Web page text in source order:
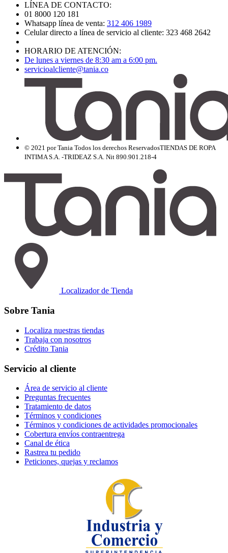
LÍNEA DE CONTACTO:
01 8000 120 181
Whatsapp línea de venta: 312 406 1989
Celular directo a línea de servicio al cliente: 323 468 2642
HORARIO DE ATENCIÓN:
De lunes a viernes de 8:30 am a 6:00 pm.
servicioalcliente@tania.co
© 2021 por Tania Todos los derechos ReservadosTIENDAS DE ROPA
INTIMA S.A. -TRIDEAZ S.A. Nit 890.901.218-4
Localizador de Tienda
Sobre Tania
Localiza nuestras tiendas
Trabaja con nosotros
Crédito Tania
Servicio al cliente
Área de servicio al cliente
Preguntas frecuentes
Tratamiento de datos
Términos y condiciones
Términos y condiciones de actividades promocionales
Cobertura envíos contraentrega
Canal de ética
Rastrea tu pedido
Peticiones, quejas y reclamos